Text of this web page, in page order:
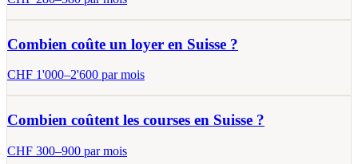
Combien coûte un loyer en Suisse ?
CHF 1'000–2'600 par mois
Combien coûtent les courses en Suisse ?
CHF 300–900 par mois